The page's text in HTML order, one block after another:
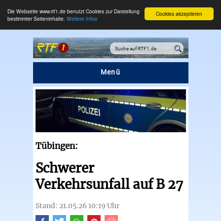
Cookies akzeptieren
Die Webseite www.rtf1.de benutzt Cookies zur Darstellung
bestimmter Seiteninhalte. Weitere Infos
Menü
Tübingen:
Schwerer
Verkehrsunfall auf B 27
Stand: 21.05.26 10:19 Uhr